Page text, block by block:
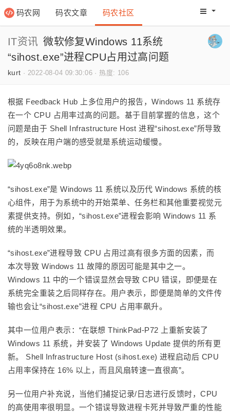
码农网 码农文章 码农社区 码农网
IT资讯 微软修复Windows 11系统
“sihost.exe”进程CPU占用过高问题
kurt · 2022-08-04 09:30:06 · 热度: 106
根据 Feedback Hub 上多位用户的报告，Windows 11 系统存
在一个 CPU 占用率过高的问题。基于目前掌握的信息，这个
问题是由于 Shell Infrastructure Host 进程“sihost.exe”所导致
的，反映在用户端的感受就是系统运动缓慢。
“sihost.exe”是 Windows 11 系统以及历代 Windows 系统的核
心组件，用于为系统中的开始菜单、任务栏和其他重要视觉元
素提供支持。例如，“sihost.exe”进程会影响 Windows 11 系
统的半透明效果。
“sihost.exe”进程导致 CPU 占用过高有很多方面的因素，而
本次导致 Windows 11 故障的原因可能是其中之一。
Windows 11 中的一个错误显然会导致 CPU 错误，即便是在
系统完全重装之后同样存在。用户表示，即便是简单的文件传
输也会让“sihost.exe”进程 CPU 占用率飙升。
其中一位用户表示：“在联想 ThinkPad-P72 上重新安装了
Windows 11 系统，并安装了 Windows Update 提供的所有更
新。 Shell Infrastructure Host (sihost.exe) 进程启动后 CPU
占用率保持在 16% 以上，而且风扇转速一直很高”。
另一位用户补充说，当他们捕捉记录/日志进行反馈时，CPU
的高使用率很明显。一个错误导致进程卡死并导致严重的性能